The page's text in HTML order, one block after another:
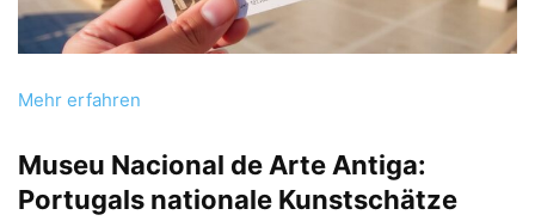
Mehr erfahren
Museu Nacional de Arte Antiga:
Portugals nationale Kunstschätze